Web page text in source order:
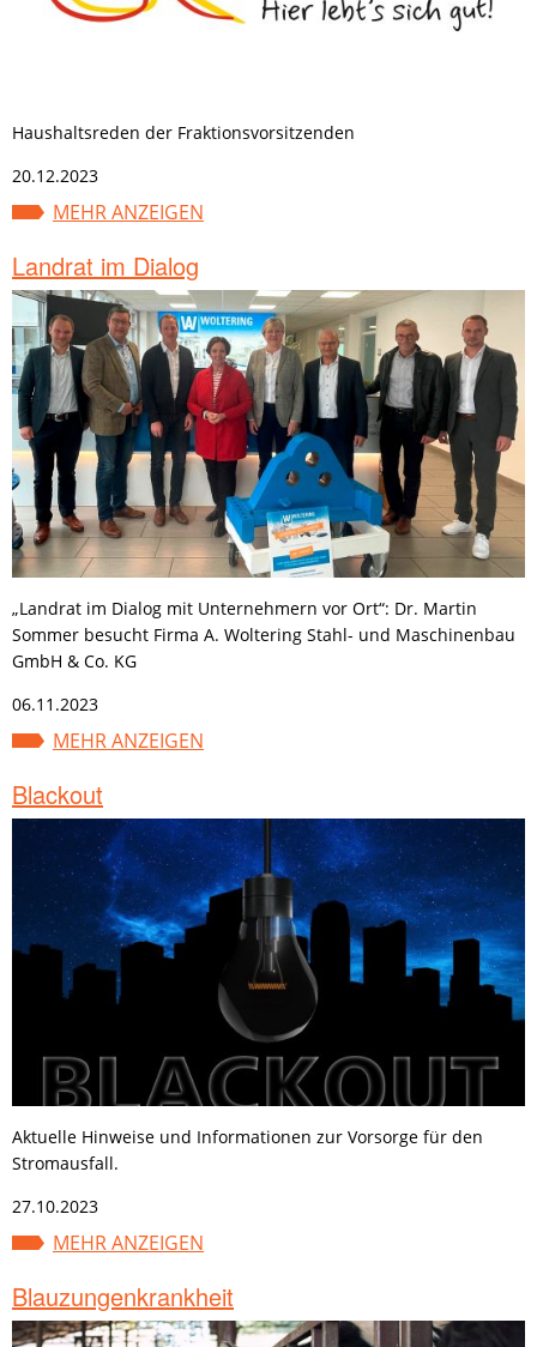
Haushaltsreden der Fraktionsvorsitzenden
20.12.2023
MEHR ANZEIGEN
Landrat im Dialog
„Landrat im Dialog mit Unternehmern vor Ort“: Dr. Martin
Sommer besucht Firma A. Woltering Stahl- und Maschinenbau
GmbH & Co. KG
06.11.2023
MEHR ANZEIGEN
Blackout
Aktuelle Hinweise und Informationen zur Vorsorge für den
Stromausfall.
27.10.2023
MEHR ANZEIGEN
Blauzungenkrankheit